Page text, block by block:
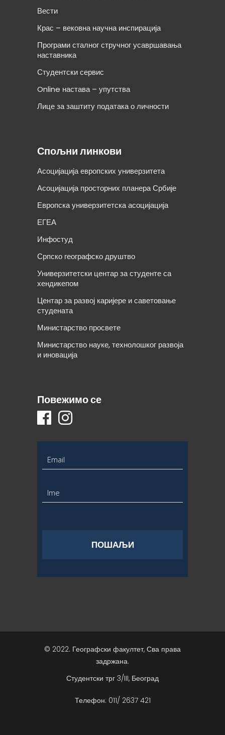
Вести
Крас – вековна научна инспирација
Програми сталног стручног усавршавања
наставника
Студентски сервис
Online настава – упутства
Лице за заштиту података о личности
Спољни линкови
Асоцијација европских универзитета
Асоцијација просторних планера Србије
Европска универзитетска асоцијација
ЕГЕА
Инфостуд
Српско географско друштво
Универзитетски центар за студенте са
хендикепом
Центар за развој каријере и саветовање
студената
Министарство просвете
Министарство науке, технолошког развоја
и иновација
Повежимо се
© 2022. Географски факултет, Сва права
задржана.
Студентски трг 3/III, Београд
Телефон: 011/ 2637 421